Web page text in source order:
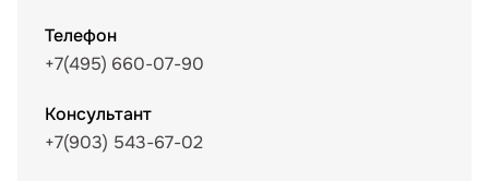
Телефон
+7(495) 660-07-90
Консультант
+7(903) 543-67-02